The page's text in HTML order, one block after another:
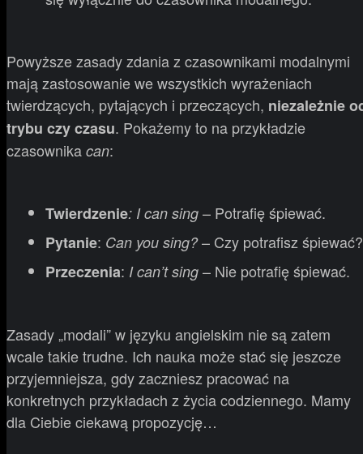
Powyższe zasady zdania z czasownikami modalnymi
mają zastosowanie we wszystkich wyrażeniach
twierdzących, pytających i przeczących, niezależnie
trybu czy czasu. Pokażemy to na przykładzie
czasownika can:
Twierdzenie: I can sing – Potrafię śpiewać.
Pytanie: Can you sing?– Czy potrafisz śpiewać?
Przeczenia: I can’t sing – Nie potrafię śpiewać.
Zasady „modali” w języku angielskim nie są zatem
wcale takie trudne. Ich nauka może stać się jeszcze
przyjemniejsza, gdy zaczniesz pracować na
konkretnych przykładach z życia codziennego. Mamy
dla Ciebie ciekawą propozycję…